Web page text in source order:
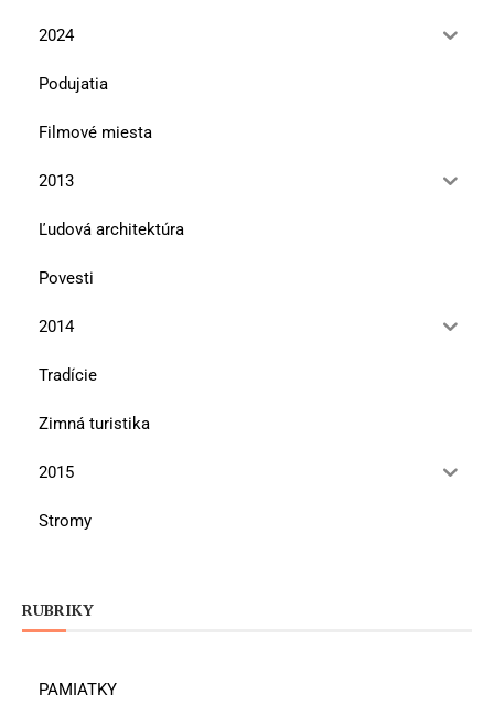
2024
Podujatia
Filmové miesta
2013
Ľudová architektúra
Povesti
2014
Tradície
Zimná turistika
2015
Stromy
RUBRIKY
PAMIATKY